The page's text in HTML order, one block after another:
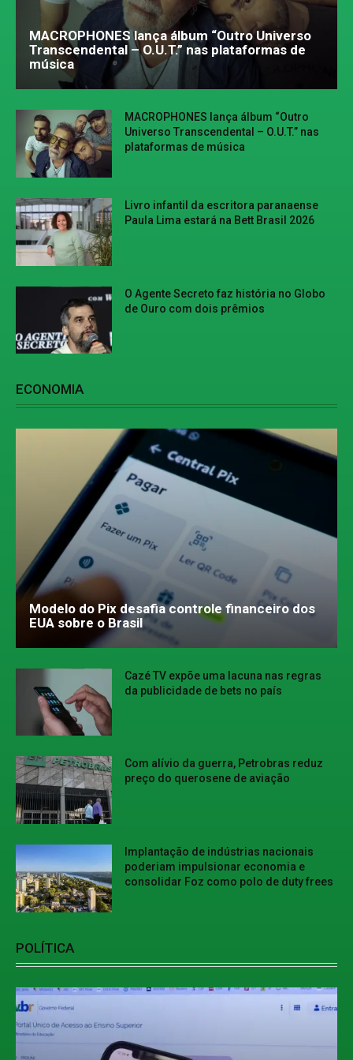
MACROPHONES lança álbum “Outro Universo
Transcendental – O.U.T.” nas plataformas de
música
MACROPHONES lança álbum “Outro
Universo Transcendental – O.U.T.” nas
plataformas de música
Livro infantil da escritora paranaense
Paula Lima estará na Bett Brasil 2026
O Agente Secreto faz história no Globo
de Ouro com dois prêmios
ECONOMIA
Modelo do Pix desafia controle financeiro dos
EUA sobre o Brasil
Cazé TV expõe uma lacuna nas regras
da publicidade de bets no país
Com alívio da guerra, Petrobras reduz
preço do querosene de aviação
Implantação de indústrias nacionais
poderiam impulsionar economia e
consolidar Foz como polo de duty frees
POLÍTICA